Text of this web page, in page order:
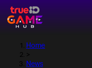
Home
>
News